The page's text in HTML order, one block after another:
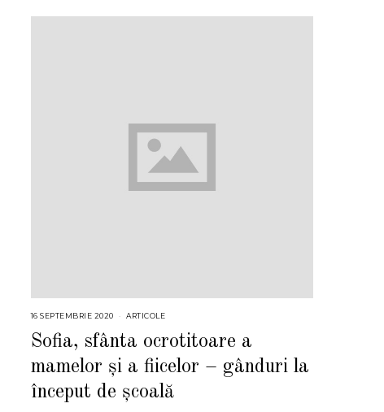
16 SEPTEMBRIE 2020 ARTICOLE
Sofia, sfânta ocrotitoare a
mamelor şi a fiicelor – gânduri la
început de școală